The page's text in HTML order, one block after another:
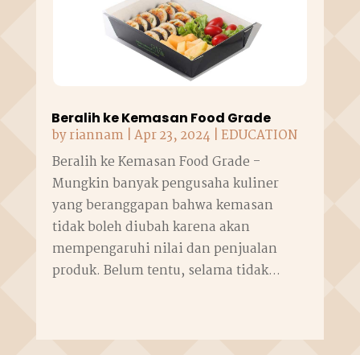
Beralih ke Kemasan Food Grade
byriannam|Apr 23, 2024 | EDUCATION
Beralih ke Kemasan Food Grade -
Mungkin banyak pengusaha kuliner
yang beranggapan bahwa kemasan
tidak boleh diubah karena akan
mempengaruhi nilai dan penjualan
produk. Belum tentu, selama tidak...